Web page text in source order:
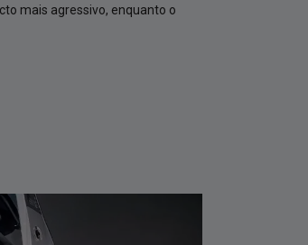
mais agressivo, enquanto o